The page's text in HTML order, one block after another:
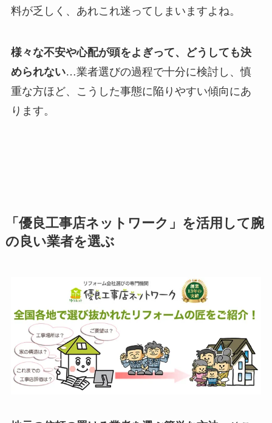
料が乏しく、あれこれ迷ってしまいますよね。
様々な不安や心配が頭をよぎって、どうしても決
められない…業者選びの過程で十分に検討し、慎
重な方ほど、こうした事態に陥りやすい傾向にあ
ります。
「優良工事店ネットワーク」を活用して腕
の良い業者を選ぶ